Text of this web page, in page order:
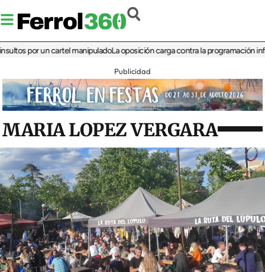
por un cartel manipuladoLa oposición carga contra la programación infantil
Publicidad
MARIA LOPEZ VERGARA